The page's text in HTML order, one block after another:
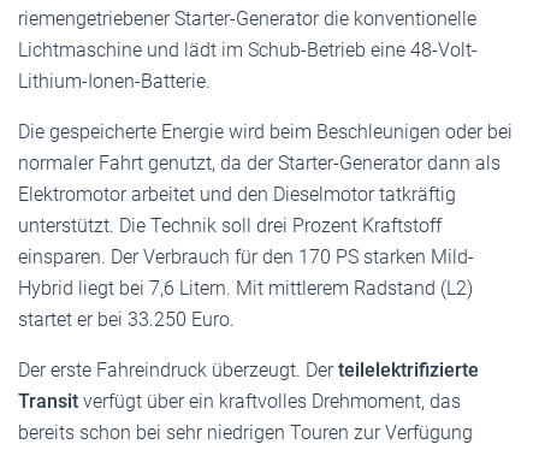
riemengetriebener Starter-Generator die konventionelle
Lichtmaschine und lädt im Schub-Betrieb eine 48-Volt-
Lithium-Ionen-Batterie.
Die gespeicherte Energie wird beim Beschleunigen oder bei
normaler Fahrt genutzt, da der Starter-Generator dann als
Elektromotor arbeitet und den Dieselmotor tatkräftig
unterstützt. Die Technik soll drei Prozent Kraftstoff
einsparen. Der Verbrauch für den 170 PS starken Mild-
Hybrid liegt bei 7,6 Litern. Mit mittlerem Radstand (L2)
startet er bei 33.250 Euro.
Der erste Fahreindruck überzeugt. Derteilelektrifizierte
Transit verfügt über ein kraftvolles Drehmoment, das
bereits schon bei sehr niedrigen Touren zur Verfügung